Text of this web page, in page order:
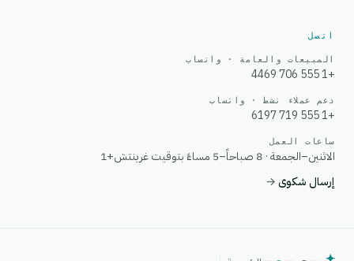
اتصل
المبيعات والعامة · واتساب
+1 555 706 4469
دعم عملاء نشط · واتساب
+1 555 719 6197
ساعات العمل
الاثنين–الجمعة · 8 صباحاً–5 مساءً بتوقيت غرينتش+1
إرسال شكوى→